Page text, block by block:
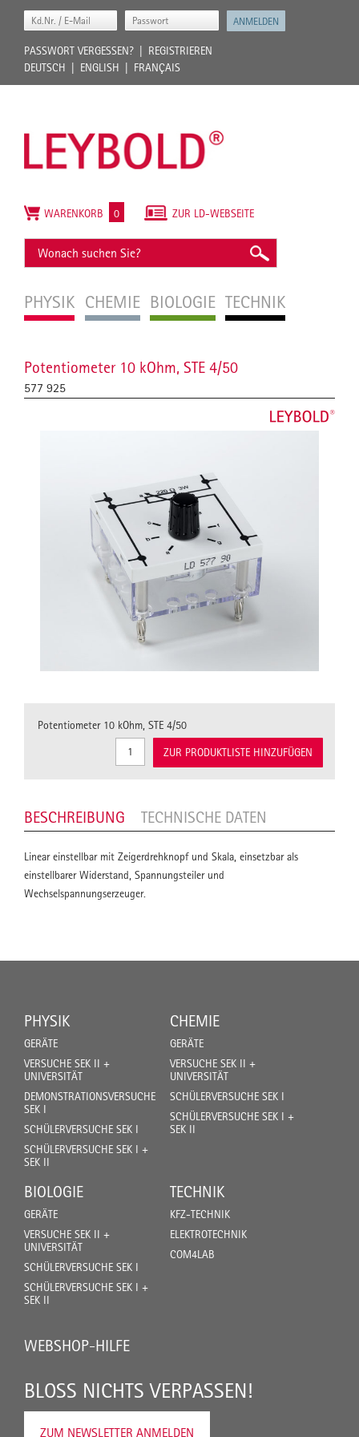
PASSWORT VERGESSEN?
REGISTRIEREN
DEUTSCH
ENGLISH FRANÇAIS
PHYSIK CHEMIE BIOLOGIE TECHNIK
ZUR LD-WEBSEITE
WARENKORB 0
Potentiometer 10 kOhm, STE 4/50
577 925
Potentiometer 10 kOhm, STE 4/50
ZUR PRODUKTLISTE HINZUFÜGEN
BESCHREIBUNG TECHNISCHE DATEN
Linear einstellbar mit Zeigerdrehknopf und Skala, einsetzbar als
einstellbarer Widerstand, Spannungsteiler und
Wechselspannungserzeuger.
PHYSIK
GERÄTE
VERSUCHE SEK II +
UNIVERSITÄT
DEMONSTRATIONSVERSUCHE
SEK I
SCHÜLERVERSUCHE SEK I
SCHÜLERVERSUCHE SEK I +
SEK II
CHEMIE
GERÄTE
VERSUCHE SEK II +
UNIVERSITÄT
SCHÜLERVERSUCHE SEK I
SCHÜLERVERSUCHE SEK I +
SEK II
BIOLOGIE
GERÄTE
VERSUCHE SEK II +
UNIVERSITÄT
SCHÜLERVERSUCHE SEK I
SCHÜLERVERSUCHE SEK I +
SEK II
TECHNIK
KFZ-TECHNIK
ELEKTROTECHNIK
COM4LAB
WEBSHOP-HILFE
BLOSS NICHTS VERPASSEN!
ZUM NEWSLETTER ANMELDEN